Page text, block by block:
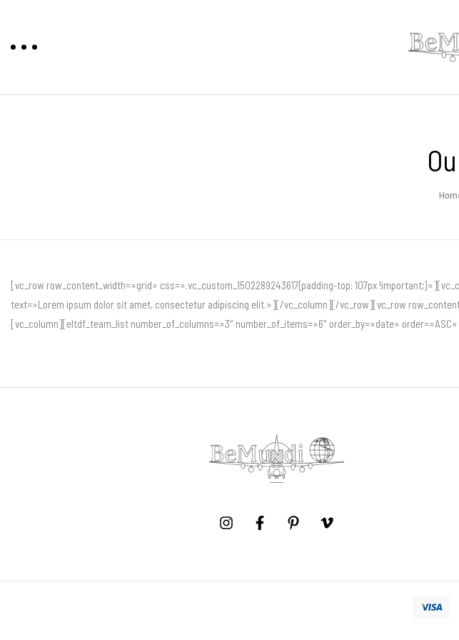
[vc_row row_content_width=»grid» css=».vc_custom_1502289243617{padding-top: 107px
text=»Lorem ipsum dolor sit amet, consectetur adipiscing elit.»][/vc_column][/vc_row][vc_row
[vc_column][eltdf_team_list number_of_columns=»3″ number_of_items=»6″ order_by=»date»